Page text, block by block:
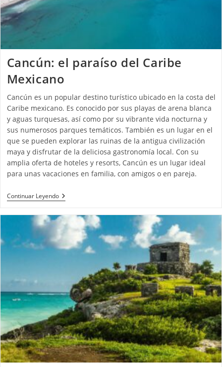
Cancún: el paraíso del Caribe
Mexicano
Cancún es un popular destino turístico ubicado en la costa del
Caribe mexicano. Es conocido por sus playas de arena blanca
y aguas turquesas, así como por su vibrante vida nocturna y
sus numerosos parques temáticos. También es un lugar en el
que se pueden explorar las ruinas de la antigua civilización
maya y disfrutar de la deliciosa gastronomía local. Con su
amplia oferta de hoteles y resorts, Cancún es un lugar ideal
para unas vacaciones en familia, con amigos o en pareja.
Continuar Leyendo